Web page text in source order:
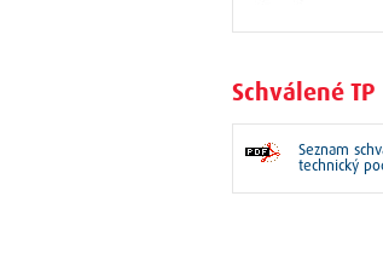
Schválené TP
Seznam
technický